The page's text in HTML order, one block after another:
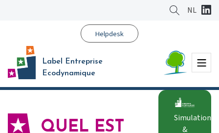
NL
Helpdesk
Label Entreprise
Ecodynamique
Menu
QUEL EST
Simulation
&